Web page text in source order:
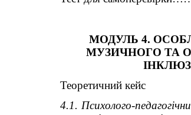
МОДУЛЬ 4.
МУЗИЧНОГО ТА
Теоретичний кейс
4.1. Психолого-